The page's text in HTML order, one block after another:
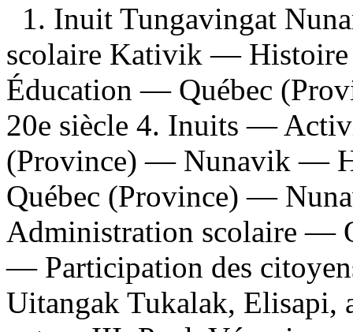
1. Inuit Tungavingat
scolaire Kativik —
Éducation — Québec
20e siècle 4. Inuits —
(Province) — Nunavik —
Québec (Province) —
Administration scolaire —
— Participation des
Uitangak Tukalak,